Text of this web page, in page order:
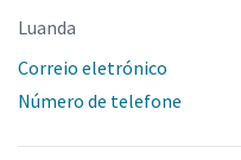
Luanda
Correio eletrónico
Número de telefone